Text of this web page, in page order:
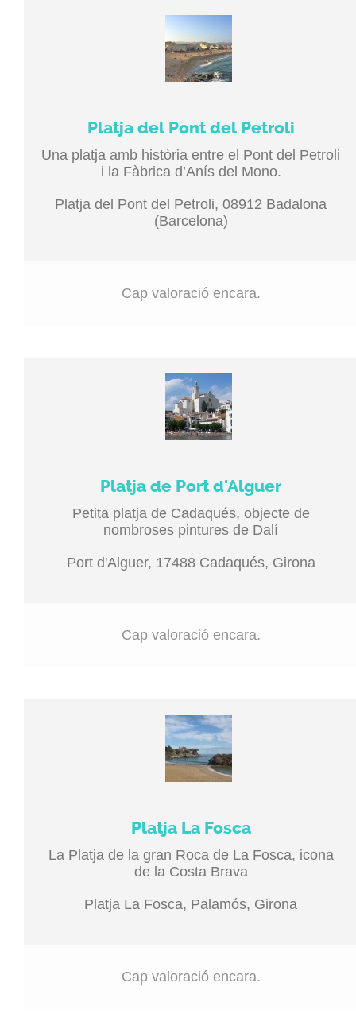
Platja del Pont del Petroli
Una platja amb història entre el Pont del Petroli
i la Fàbrica d’Anís del Mono.
Platja del Pont del Petroli, 08912 Badalona
(Barcelona)
Cap valoració encara.
Platja de Port d'Alguer
Petita platja de Cadaqués, objecte de
nombroses pintures de Dalí
Port d'Alguer, 17488 Cadaqués, Girona
Cap valoració encara.
Platja La Fosca
La Platja de la gran Roca de La Fosca, icona
de la Costa Brava
Platja La Fosca, Palamós, Girona
Cap valoració encara.